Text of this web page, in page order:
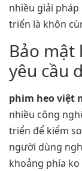
nhiều giải
triển là khôn
Bảo mật
yêu cầu
phim heo việt
nhiều công
triển để kiểm
người dùng
khoảng phía